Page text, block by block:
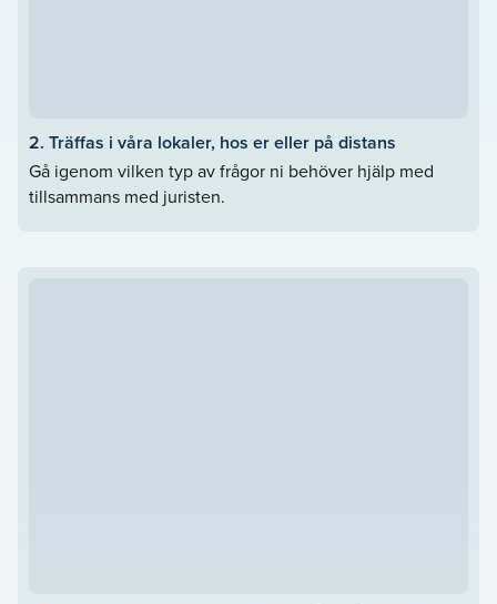
2. Träffas i våra lokaler, hos er eller på distans
Gå igenom vilken typ av frågor ni behöver hjälp med
tillsammans med juristen.